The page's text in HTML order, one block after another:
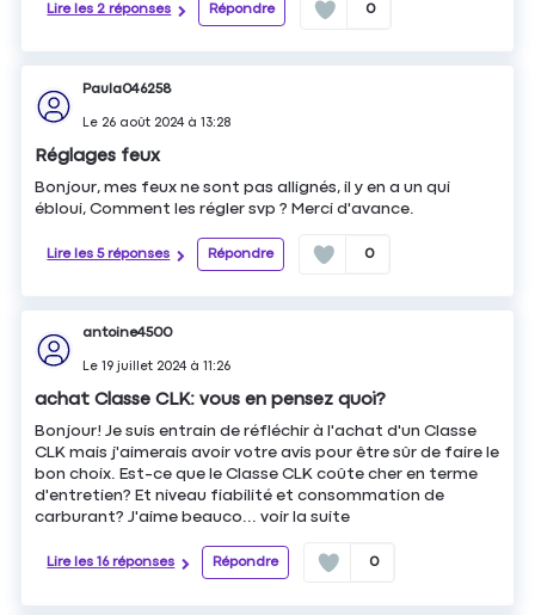
Lire les 2 réponses Répondre 0
Paula046258
Le 26 août 2024à13:28
Réglages feux
Bonjour, mes feux ne sont pas allignés, il y en a un qui
ébloui, Comment les régler svp ? Merci d'avance.
Lire les 5 réponses Répondre 0
antoine4500
Le19 juillet 2024à11:26
achat Classe CLK: vous en pensez quoi?
Bonjour! Je suis entrain de réfléchir à l'achat d'un Classe
CLK mais j'aimerais avoir votre avis pour être sûr de faire le
bon choix. Est-ce que le Classe CLK coûte cher en terme
d'entretien? Et niveau fiabilité et consommation de
carburant? J'aime beauco...voir la suite
Lire les 16 réponses Répondre 0